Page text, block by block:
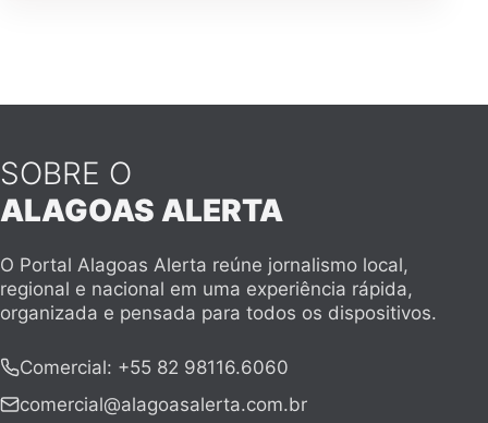
SOBRE O
ALAGOAS ALERTA
O Portal Alagoas Alerta reúne jornalismo local,
regional e nacional em uma experiência rápida,
organizada e pensada para todos os dispositivos.
Comercial: +55 82 98116.6060
comercial@alagoasalerta.com.br